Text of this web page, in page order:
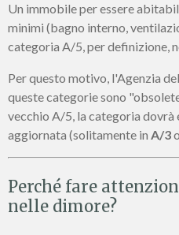
Un immobile per essere
minimi (bagno interno,
categoria A/5, per definizione,
Per questo motivo, l'Agenzia
queste categorie sono
vecchio A/5, la categoria dovrà
aggiornata (solitamente in A/3o
Perché fare
nelle dimore?